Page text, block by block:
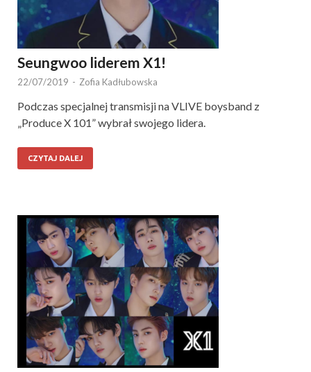
Seungwoo liderem X1!
22/07/2019 - Zofia Kadłubowska
Podczas specjalnej transmisji na VLIVE boysband z
„Produce X 101” wybrał swojego lidera.
CZYTAJ DALEJ